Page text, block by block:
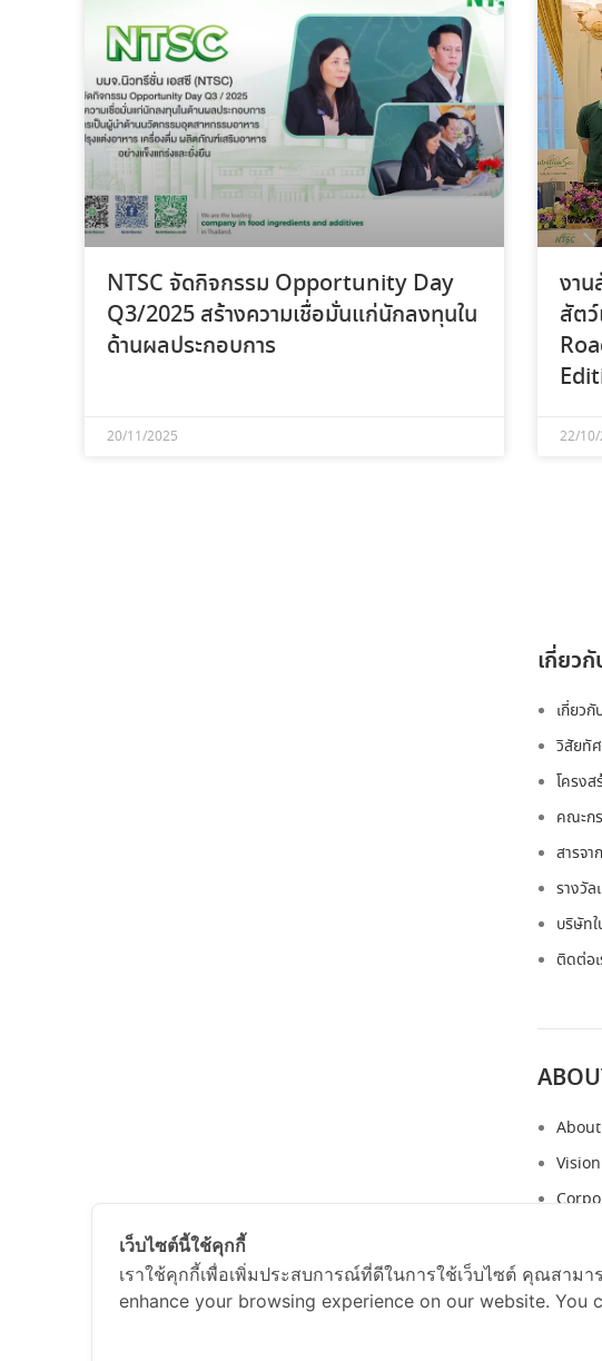
NTSC จัดกิจกรรม Opportunity Day
Q3/2025 สร้างความเชื่อมั่นแก่นักลงทุนใน
ด้านผลประกอบการ
20/11/2025
งา
สัต
22/
เกี่ยวกั
เกี่ยว
วิสัยทั
โครง
คณะก
สารจา
รางวัล
บริษัทใ
ติดต่อเ
เว็บไซต์นี้ใช้คุกกี้
เราใช้คุกกี้เพื่อเพิ่มประสบการณ์ที่ดีในการใช้เว็บไซต์ คุณสาม
enhance your browsing experience on our website. You